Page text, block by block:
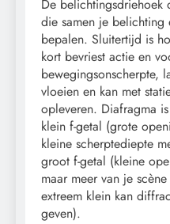
De
die samen je
bepalen. Sluitertijd is
kort bevriest actie en
bewegingsonscherpte,
vloeien en kan met
opleveren. Diafragma
klein f-getal (grote
kleine scherptediepte
groot f-getal (kleine
maar meer van je
extreem klein kan
geven).